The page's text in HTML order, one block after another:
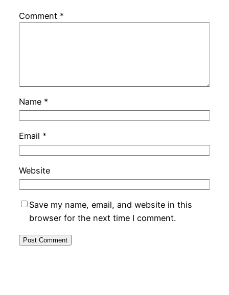
Comment *
Name *
Email *
Website
Save my name, email, and website in this
browser for the next time I comment.